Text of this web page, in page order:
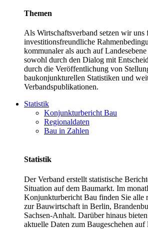
Themen
Als Wirtschaftsverband setzen wir uns
investitionsfreundliche
kommunaler als auch auf
sowohl durch den Dialog mit
durch die Veröffentlichung von
baukonjunkturellen Statistiken und
Verbandspublikationen.
Statistik
Konjunkturbericht Bau
Regionaldaten
Bau in Zahlen
Statistik
Der Verband erstellt statistische
Situation auf dem Baumarkt. Im
Konjunkturbericht Bau finden Sie alle
zur Bauwirtschaft in Berlin,
Sachsen-Anhalt. Darüber hinaus
aktuelle Daten zum Baugeschehen auf